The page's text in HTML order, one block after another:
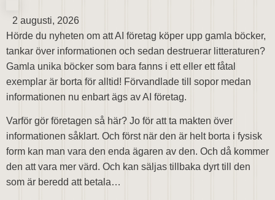
2 augusti, 2026
Hörde du nyheten om att AI företag köper upp gamla böcker,
tankar över informationen och sedan destruerar litteraturen?
Gamla unika böcker som bara fanns i ett eller ett fåtal
exemplar är borta för alltid! Förvandlade till sopor medan
informationen nu enbart ägs av AI företag.
Varför gör företagen så här? Jo för att ta makten över
informationen såklart. Och först när den är helt borta i fysisk
form kan man vara den enda ägaren av den. Och då kommer
den att vara mer värd. Och kan säljas tillbaka dyrt till den
som är beredd att betala…